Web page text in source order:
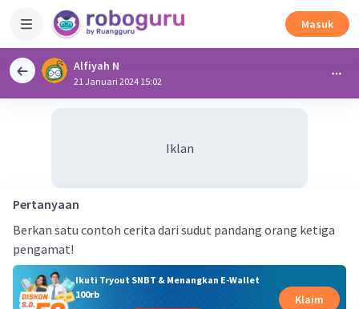
Masuk
Alfiyah N
21 Januari 2024 15:02
Iklan
Pertanyaan
Berkan satu contoh cerita dari sudut pandang orang ketiga
pengamat!
Ikuti Tryout SNBT & Menangkan E-Wallet
100rb
Klaim